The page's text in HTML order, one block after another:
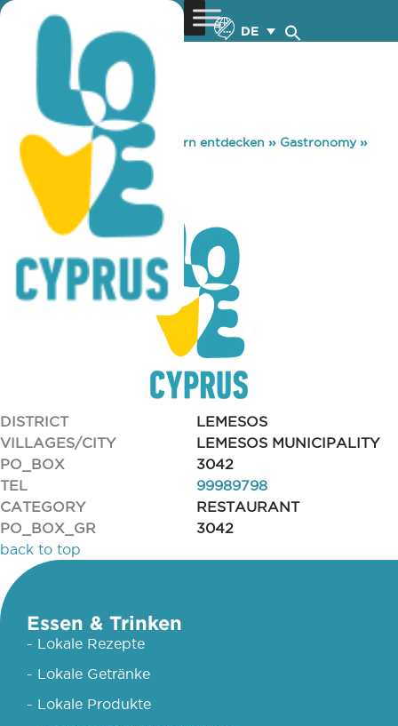
DE
You are here: Home »Zypern entdecken » Gastronomy»
BAR LOUISE
BAR LOUISE
DISTRICT
LEMESOS
VILLAGES/CITY
LEMESOS MUNICIPALITY
PO_BOX
3042
TEL
99989798
CATEGORY
RESTAURANT
PO_BOX_GR
3042
back to top
Essen & Trinken
- Lokale Rezepte
- Lokale Getränke
- Lokale Produkte